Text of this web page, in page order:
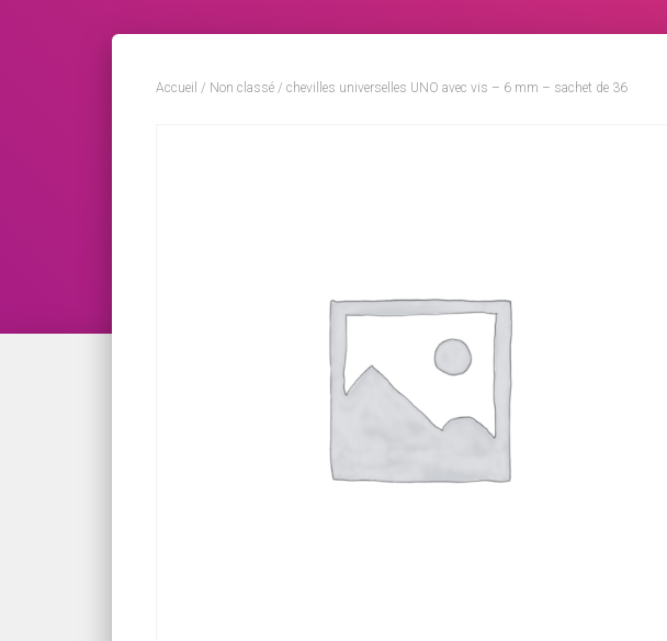
Accueil / Non classé / chevilles universelles UNO avec vis – 6 mm – sachet de 36